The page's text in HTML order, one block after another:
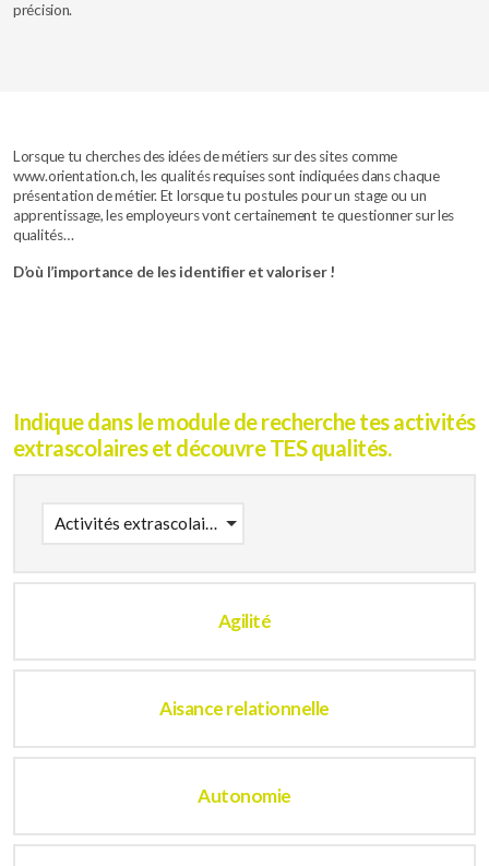
précision.
Lorsque tu cherches des idées de métiers sur des sites comme
www.orientation.ch, les qualités requises sont indiquées dans chaque
présentation de métier. Et lorsque tu postules pour un stage ou un
apprentissage, les employeurs vont certainement te questionner sur les
qualités…
D’où l’importance de les identifier et valoriser !
Indique dans le module de recherche tes activités
extrascolaires et découvre TES qualités.
Activités extrascolaires
Agilité
Aisance relationnelle
Autonomie